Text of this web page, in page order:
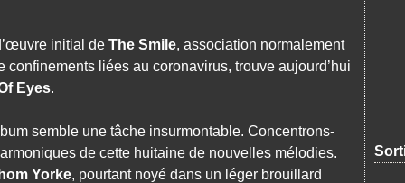
initial de The Smile, association normalement
liées au coronavirus, trouve aujourd’hui
Eyes.
semble une tâche insurmontable. Concentrons-
de cette huitaine de nouvelles mélodies.
Yorke, pourtant noyé dans un léger brouillard